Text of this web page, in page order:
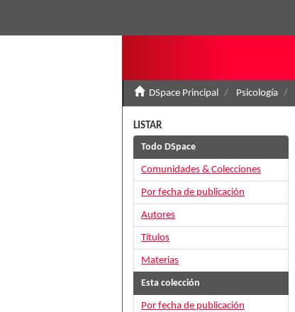
DSpace Principal Psicología
LISTAR
Todo DSpace
Comunidades & Colecciones
Por fecha de publicación
Autores
Títulos
Materias
Esta colección
Por fecha de publicación